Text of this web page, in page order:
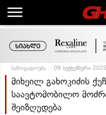
საზოგადოება 09 სექტემბერი
მიხეილ გახოკიძის
საავტომობილო
შეიზღუდება